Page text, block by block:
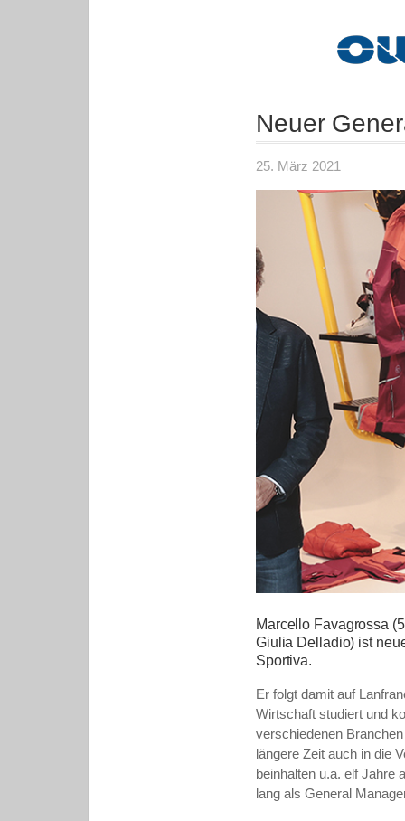
Neuer
25. März 2021
Marcello Favagrossa
Giulia Delladio) ist
Sportiva.
Er folgt damit auf
Wirtschaft studiert und
verschiedenen
längere Zeit auch in die
beinhalten u.a. elf Jahre
lang als General